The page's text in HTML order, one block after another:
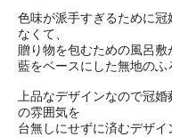
色味が派手すぎるために
なくて、
贈り物を包むための風呂
藍をベースにした無地のふ
上品なデザインなので冠
の雰囲気を
台無しにせずに済むデザイ